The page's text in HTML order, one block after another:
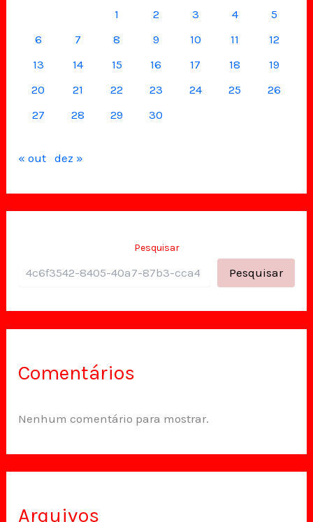
1 2 3 4
5
6
7 8 9 10 11
12
13
14 15 16 17 18
19
20
21 22 23 24 25
26
27
28 29 30
« out dez »
Pesquisar
Pesquisar
Comentários
Nenhum comentário para mostrar.
Arquivos